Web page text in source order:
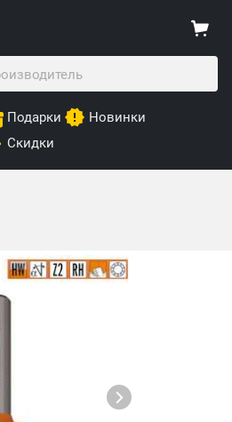
Подарки
Новинки
Скидки